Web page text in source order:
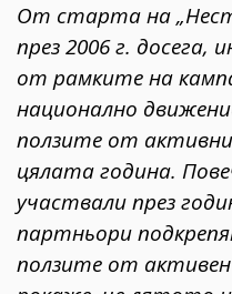
От старта на
през 2006 г. досега,
от рамките на
национално
ползите от
цялата година.
участвали през
партньори
ползите от